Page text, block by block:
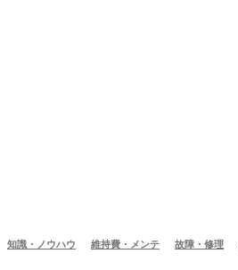
知識・ノウハウ 維持費・メンテ 故障・修理